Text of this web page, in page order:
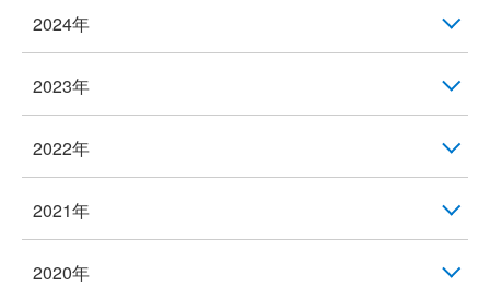
2024年
2023年
2022年
2021年
2020年